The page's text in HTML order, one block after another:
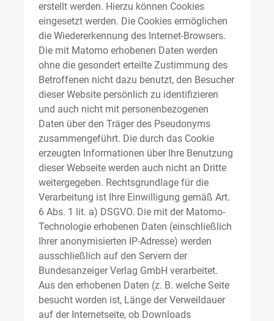
erstellt werden. Hierzu können Cookies
eingesetzt werden. Die Cookies ermöglichen
die Wiedererkennung des Internet-Browsers.
Die mit Matomo erhobenen Daten werden
ohne die gesondert erteilte Zustimmung des
Betroffenen nicht dazu benutzt, den Besucher
dieser Website persönlich zu identifizieren
und auch nicht mit personenbezogenen
Daten über den Träger des Pseudonyms
zusammengeführt. Die durch das Cookie
erzeugten Informationen über Ihre Benutzung
dieser Webseite werden auch nicht an Dritte
weitergegeben. Rechtsgrundlage für die
Verarbeitung ist Ihre Einwilligung gemäß Art.
6 Abs. 1 lit. a) DSGVO. Die mit der Matomo-
Technologie erhobenen Daten (einschließlich
Ihrer anonymisierten IP-Adresse) werden
ausschließlich auf den Servern der
Bundesanzeiger Verlag GmbH verarbeitet.
Aus den erhobenen Daten (z. B. welche Seite
besucht worden ist, Länge der Verweildauer
auf der Internetseite, ob Downloads